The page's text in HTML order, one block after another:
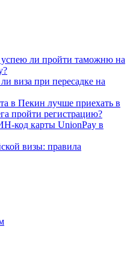
успею ли пройти таможню на
виза при пересадке на
в Пекин лучше приехать в
пройти регистрацию?
код карты UnionPay в
визы: правила